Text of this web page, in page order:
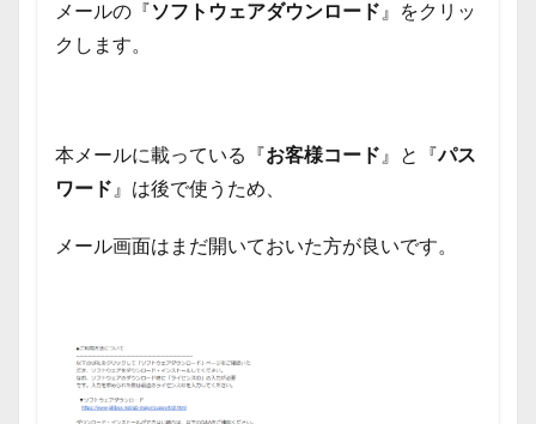
メールの『 ソフトウェアダウンロード』をクリッ
クします。
本メールに載っている『 お客様コード』と『パス
ワード』は後で使うため、
メール画面はまだ開いておいた方が良いです。